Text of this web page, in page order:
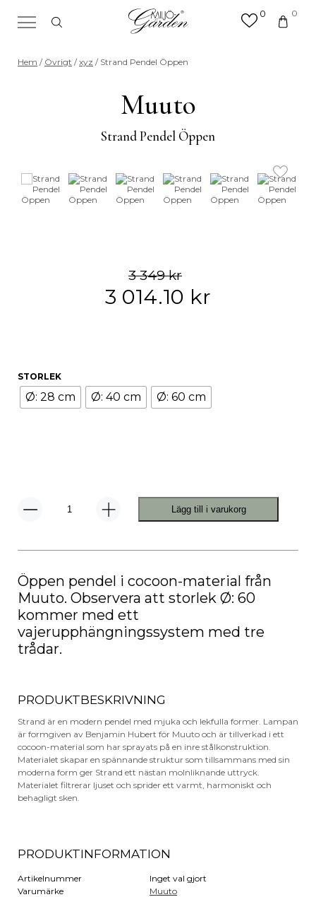
0 0
Sök efter valfri produkt eller
kategori
Hem / Övrigt /xyz / Strand Pendel Öppen
Muuto
Strand Pendel Öppen
3 349kr
3 014.10 kr
STORLEK
Ø: 28 cm Ø: 40 cm Ø: 60 cm
Strand
Lägg till i varukorg
Öppen pendel i cocoon-material från
Muuto. Observera att storlek Ø: 60
kommer med ett
vajerupphängningssystem med tre
trådar.
PRODUKTBESKRIVNING
Strand är en modern pendel med mjuka och lekfulla former. Lampan
är formgiven av Benjamin Hubert för Muuto och är tillverkad i ett
cocoon-material som har sprayats på en inre stålkonstruktion.
Materialet skapar en spännande struktur som tillsammans med sin
moderna form ger Strand ett nästan molnliknande uttryck.
Materialet filtrerar ljuset och sprider ett varmt, harmoniskt och
behagligt sken.
PRODUKTINFORMATION
Artikelnummer
Inget val gjort
Varumärke
Muuto